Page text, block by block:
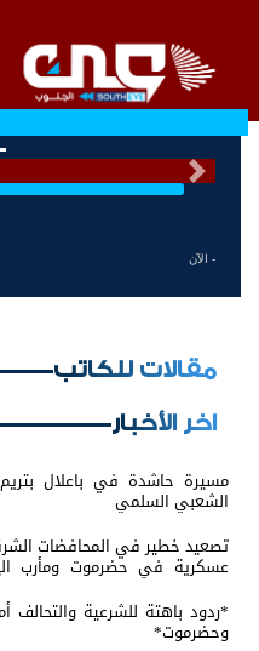
السابق
- الآن
مقالات للكاتب
اخر الأخبار
مسيرة حاشدة في باعلال
الشعبي السلمي
تصعيد خطير في المحافضات
عسكرية في حضرموت ومأرب
*ردود باهتة للشرعية
وحضرموت*